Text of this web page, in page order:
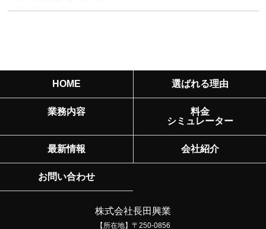
HOME 選ばれる理由
業務内容
料金
シミュレーター
最新情報 会社紹介
お問い合わせ
株式会社長田興業
【所在地】〒250-0856